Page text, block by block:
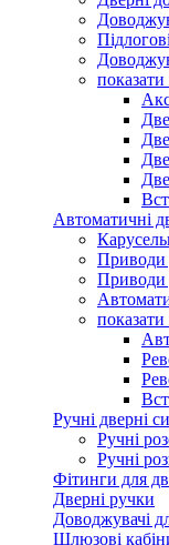
показати
Автоматичні
Приводи
Приводи
показати
Ручні дверні
Ручні
Ручні
Фітинги для
Дверні ручки
Доводжувачі
Шлюзові